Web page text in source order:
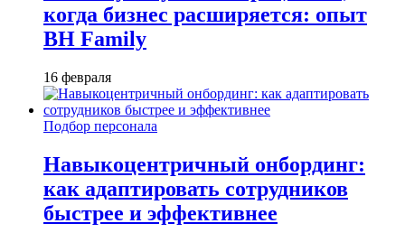
когда бизнес расширяется: опыт
BH Family
16 февраля
Подбор персонала
Навыкоцентричный онбординг:
как адаптировать сотрудников
быстрее и эффективнее